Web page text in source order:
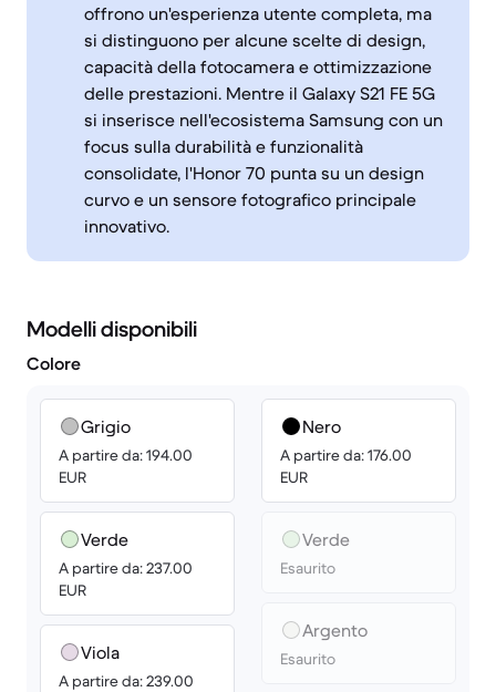
offrono un'esperienza utente completa, ma
si distinguono per alcune scelte di design,
capacità della fotocamera e ottimizzazione
delle prestazioni. Mentre il Galaxy S21 FE 5G
si inserisce nell'ecosistema Samsung con un
focus sulla durabilità e funzionalità
consolidate, l'Honor 70 punta su un design
curvo e un sensore fotografico principale
innovativo.
Modelli disponibili
Colore
Grigio
A partire da: 194.00
EUR
Verde
A partire da: 237.00
EUR
Viola
A partire da: 239.00
Nero
A partire da: 176.00
EUR
Verde
Esaurito
Argento
Esaurito